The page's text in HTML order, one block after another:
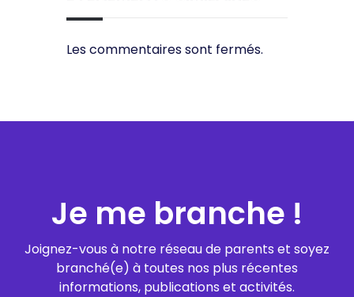
Les commentaires sont fermés.
Je me branche !
Joignez-vous à notre réseau de parents et soyez
branché(e) à toutes nos plus récentes
informations, publications et activités.